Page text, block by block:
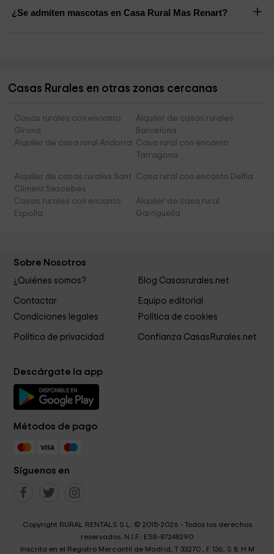
¿Se admiten mascotas en Casa Rural Mas Renart?
Casas Rurales en otras zonas cercanas
Casas rurales con encanto
Girona
Alquiler de casas rurales
Barcelona
Alquiler de casa rural Andorra Casa rural con encanto
Tarragona
Alquiler de casas rurales Sant
Climent Sescebes
Casa rural con encanto Delfia
Casas rurales con encanto
Espolla
Alquiler de casa rural
Garriguella
Sobre Nosotros
¿Quiénes somos? Blog Casasrurales.net
Contactar
Equipo editorial
Condiciones legales
Política de cookies
Política de privacidad Confianza CasasRurales.net
Descárgate la app
Métodos de pago
Síguenos en
Copyright RURAL RENTALS S.L. © 2015-2026 - Todos los derechos
reservados. N.I.F.: ESB-87248290
Inscrita en el Registro Mercantil de Madrid, T 33270 , F 136, S 8, H M